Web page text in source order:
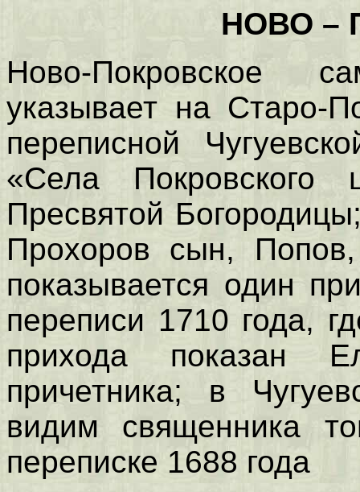
НОВО –
Ново-Покровское
указывает на Старо-
переписной
«Села
Пресвятой
Прохоров сын,
показывается один
переписи 1710 года,
прихода показан
причетника; в
видим священника
переписке 1688 года